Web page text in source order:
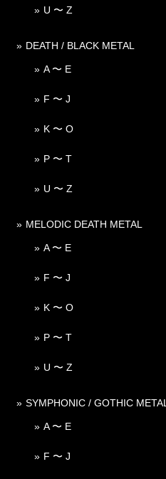
U 〜 Z
DEATH / BLACK METAL
A 〜 E
F 〜 J
K 〜 O
P 〜 T
U 〜 Z
MELODIC DEATH METAL
A 〜 E
F 〜 J
K 〜 O
P 〜 T
U 〜 Z
SYMPHONIC / GOTHIC METAL
A 〜 E
F 〜 J